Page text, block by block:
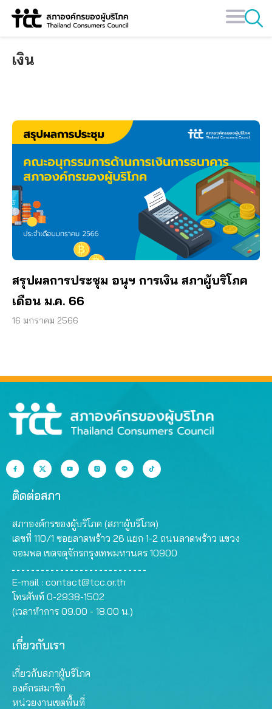
Skip
เงิน
สรุปผลการประชุม อนุฯ การเงิน สภาผู้บริโภค
เดือน ม.ค. 66
16 มกราคม 2566
ติดต่อสภา
สภาองค์กรของผู้บริโภค (สภาผู้บริโภค)
เลขที่ 110/1 ซอยลาดพร้าว 26 แยก 1-2 ถนนลาดพร้าว แขวง
จอมพล เขตจตุจักรกรุงเทพมหานคร 10900
E-mail : contact@tcc.or.th
โทรศัพท์ 0-2938-1502
(เวลาทำการ 09.00 - 18.00 น.)
เกี่ยวกับเรา
เกี่ยวกับสภาผู้บริโภค
องค์กรสมาชิก
หน่วยงานเขตพื้นที่